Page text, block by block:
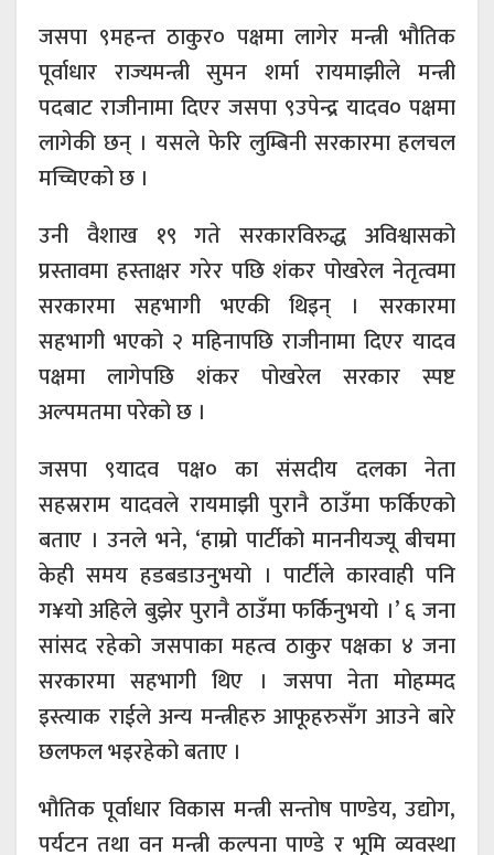
जसपा ९महन्त ठाकुर० पक्षमा लागेर मन्त्री भौतिक
पूर्वाधार राज्यमन्त्री सुमन शर्मा रायमाझीले मन्त्री
पदबाट राजीनामा दिएर जसपा ९उपेन्द्र यादव० पक्षमा
लागेकी छन् । यसले फेरि लुम्बिनी सरकारमा हलचल
मच्चिएको छ ।
उनी वैशाख १९ गते सरकारविरुद्ध अविश्वासको
प्रस्तावमा हस्ताक्षर गरेर पछि शंकर पोखरेल नेतृत्वमा
सरकारमा सहभागी भएकी थिइन् । सरकारमा
सहभागी भएको २ महिनापछि राजीनामा दिएर यादव
पक्षमा लागेपछि शंकर पोखरेल सरकार स्पष्ट
अल्पमतमा परेको छ ।
जसपा ९यादव पक्ष० का संसदीय दलका नेता
सहस्रराम यादवले रायमाझी पुरानै ठाउँमा फर्किएको
बताए । उनले भने, ‘हाम्रो पार्टीको माननीयज्यू बीचमा
केही समय हडबडाउनुभयो । पार्टीले कारवाही पनि
ग¥यो अहिले बुझेर पुरानै ठाउँमा फर्किनुभयो ।’ ६ जना
सांसद रहेको जसपाका महत्व ठाकुर पक्षका ४ जना
सरकारमा सहभागी थिए । जसपा नेता मोहम्मद
इस्त्याक राईले अन्य मन्त्रीहरु आफूहरुसँग आउने बारे
छलफल भइरहेको बताए ।
भौतिक पूर्वाधार विकास मन्त्री सन्तोष पाण्डेय, उद्योग,
पर्यटन तथा वन मन्त्री कल्पना पाण्डे र भूमि व्यवस्था